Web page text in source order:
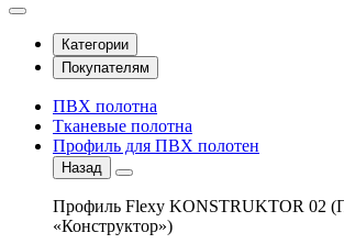
Категории
Покупателям
ПВХ полотна
Тканевые полотна
Профиль для ПВХ полотен
Назад
Профиль Flexy KONSTRUKTOR 02
«Конструктор»)